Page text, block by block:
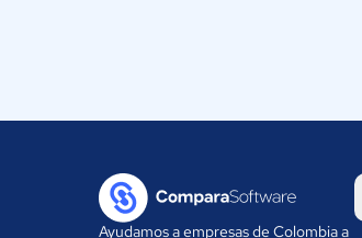
Ayudamos a empresas de Colombia a